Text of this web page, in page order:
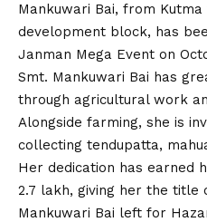
Mankuwari Bai, from
development block, has
Janman Mega Event on
Smt. Mankuwari Bai has
through agricultural work
Alongside farming, she is
collecting tendupatta,
Her dedication has earned
2.7 lakh, giving her the title
Mankuwari Bai left for